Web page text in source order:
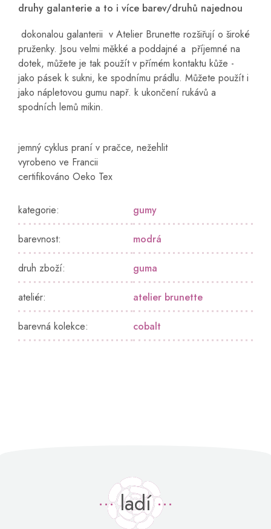
druhy galanterie a to i více barev/druhů najednou
dokonalou galanterii v Atelier Brunette rozšiřují o široké
pruženky. Jsou velmi měkké a poddajné a příjemné na
dotek, můžete je tak použít v přímém kontaktu kůže -
jako pásek k sukni, ke spodnímu prádlu. Můžete použít i
jako nápletovou gumu např. k ukončení rukávů a
spodních lemů mikin.
jemný cyklus praní v pračce, nežehlit
vyrobeno ve Francii
certifikováno Oeko Tex
kategorie: gumy
barevnost: modrá
druh zboží: guma
ateliér: atelier brunette
barevná kolekce: cobalt
ladí